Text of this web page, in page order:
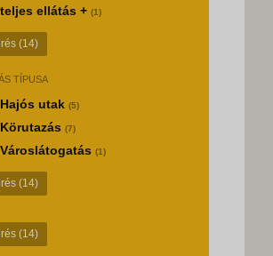
teljes ellátás + (1)
(14)
TÍPUSA
Hajós utak (5)
Körutazás (7)
Városlátogatás (1)
(14)
(14)